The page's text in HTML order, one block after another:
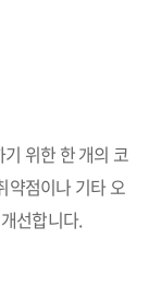
위한 한 개의 코
약점이나 기타 오
선합니다.